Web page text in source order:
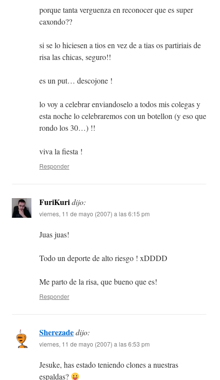
porque tanta verguenza en reconocer que es super
caxondo??
si se lo hiciesen a tios en vez de a tias os partiriais de
risa las chicas, seguro!!
es un put… descojone !
lo voy a celebrar enviandoselo a todos mis colegas y
esta noche lo celebraremos con un botellon (y eso que
rondo los 30…) !!
viva la fiesta !
Responder
FuriKuridijo:
viernes, 11 de mayo (2007) a las 6:15 pm
Juas juas!
Todo un deporte de alto riesgo ! xDDDD
Me parto de la risa, que bueno que es!
Responder
Sherezadedijo:
viernes, 11 de mayo (2007) a las 6:53 pm
Jesuke, has estado teniendo clones a nuestras
espaldas?